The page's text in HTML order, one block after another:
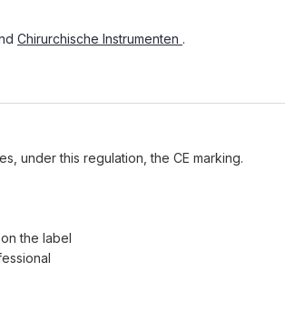
Chirurchische Instrumenten .
under this regulation, the CE marking.
the label